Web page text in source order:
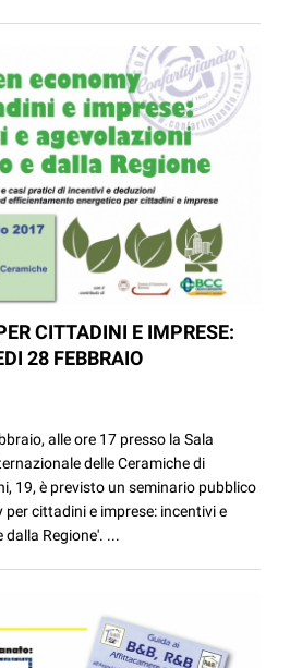
CITTADINI E IMPRESE:
28 FEBBRAIO
alle ore 17 presso la Sala
delle Ceramiche di
19, è previsto un seminario pubblico
per cittadini e imprese: incentivi e
Regione'. ...